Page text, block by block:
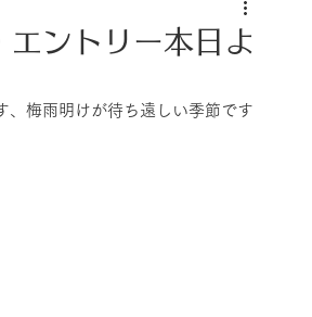
ントリー本日よ
、梅雨明けが待ち遠しい季節です